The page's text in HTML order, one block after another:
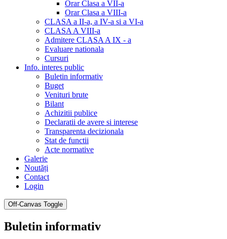
Orar Clasa a VII-a
Orar Clasa a VIII-a
CLASA a II-a, a IV-a si a VI-a
CLASA A VIII-a
Admitere CLASA A IX - a
Evaluare nationala
Cursuri
Info. interes public
Buletin informativ
Buget
Venituri brute
Bilant
Achizitii publice
Declaratii de avere si interese
Transparenta decizionala
Stat de functii
Acte normative
Galerie
Noutăți
Contact
Login
Off-Canvas Toggle
Buletin informativ